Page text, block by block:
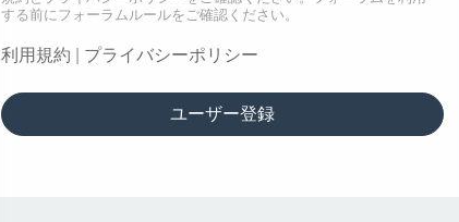
する前にフォーラムルールをご確認ください。
利用規約 プライバシーポリシー
ユーザー登録